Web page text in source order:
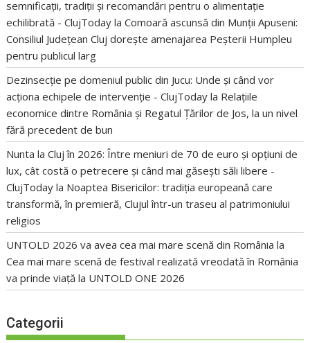
semnificații, tradiții și recomandări pentru o alimentație
echilibrată - ClujToday laComoară ascunsă din Munții Apuseni:
Consiliul Județean Cluj dorește amenajarea Peșterii Humpleu
pentru publicul larg
Dezinsecție pe domeniul public din Jucu: Unde și când vor
acționa echipele de intervenție - ClujToday la Relațiile
economice dintre România și Regatul Țărilor de Jos, la un nivel
fără precedent de bun
Nunta la Cluj în 2026: Între meniuri de 70 de euro și opțiuni de
lux, cât costă o petrecere și când mai găsești săli libere -
ClujToday la Noaptea Bisericilor: tradiția europeană care
transformă, în premieră, Clujul într-un traseu al patrimoniului
religios
UNTOLD 2026 va avea cea mai mare scenă din România la
Cea mai mare scenă de festival realizată vreodată în România
va prinde viață la UNTOLD ONE 2026
Categorii